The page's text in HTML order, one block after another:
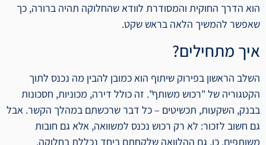
הוא הדרך החוקית והמסודרת לוודא שהחלוקה תהיה ברורה, כך
שאפשר להמשיך הלאה בראש שקט.
איך מתחילים?
השלב הראשון בפירוק שיתוף הוא כמובן להבין מה נכנס לתוך
הקטגוריה של "רכוש משותף". זה כולל דירה, מכוניות, חסכונות
בבנק, השקעות, תכשיטים – כל דבר שרכשתם במהלך הקשר. אבל
גם חשוב לזכור: לא רק רכוש נכנס למשוואה, אלא גם חובות
משותפים. כן, גם ההלוואה שלקחתם ביחד נכללת בחלוקה.